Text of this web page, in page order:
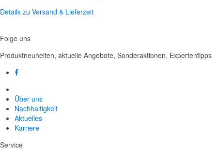
Details zu Versand & Lieferzeit
Folge uns
Produktneuheiten, aktuelle Angebote, Sonderaktionen, Expertentipps
Über uns
Nachhaltigkeit
Aktuelles
Karriere
Service